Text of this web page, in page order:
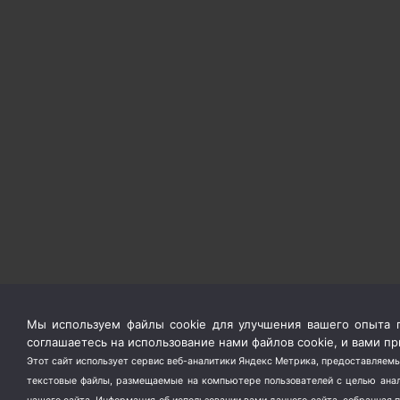
Мы используем файлы cookie для улучшения вашего опыта
соглашаетесь на использование нами файлов cookie, и вами
Этот сайт использует сервис веб-аналитики Яндекс Метрика,
текстовые файлы, размещаемые на компьютере пользователей с целью